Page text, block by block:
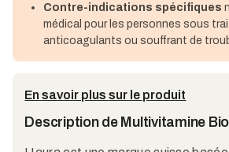
Contre-indications spécifiques
médical pour les personnes sous
anticoagulants ou souffrant de
En savoir plus sur le produit
Description de Multivitamine